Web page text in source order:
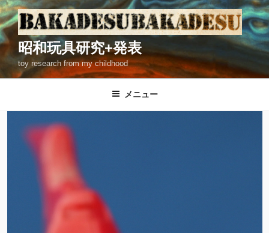
コ
ン
テ
ン
ツ
へ
昭和玩具研究+発表
toy research from my childhood
メニュー